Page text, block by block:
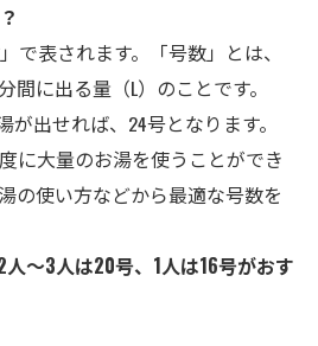
で表されます。「号数」とは、
に出る量（L）のことです。
が出せれば、24号となります。
に大量のお湯を使うことができ
の使い方などから最適な号数を
～3人は20号、1人は16号がおす